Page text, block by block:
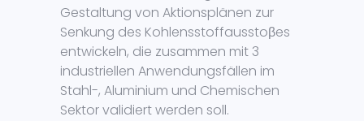
Gestaltung von Aktionsplänen zur
Senkung des Kohlensstoffausstoβes
entwickeln, die zusammen mit 3
industriellen Anwendungsfällen im
Stahl-, Aluminium und Chemischen
Sektor validiert werden soll.